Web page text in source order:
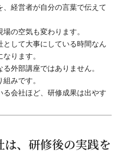
、経営者が自分の言葉で伝えて
の空気も変わります。
として大事にしている時間なん
ります。
外部講座ではありません。
みです。
る会社ほど、研修成果は出やす
、研修後の実践を